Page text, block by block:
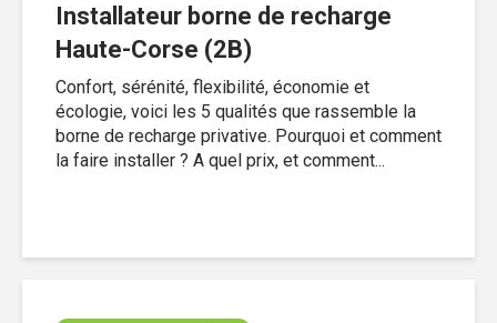
Installateur borne de recharge
Haute-Corse (2B)
Confort, sérénité, flexibilité, économie et
écologie, voici les 5 qualités que rassemble la
borne de recharge privative. Pourquoi et comment
la faire installer ? A quel prix, et comment...